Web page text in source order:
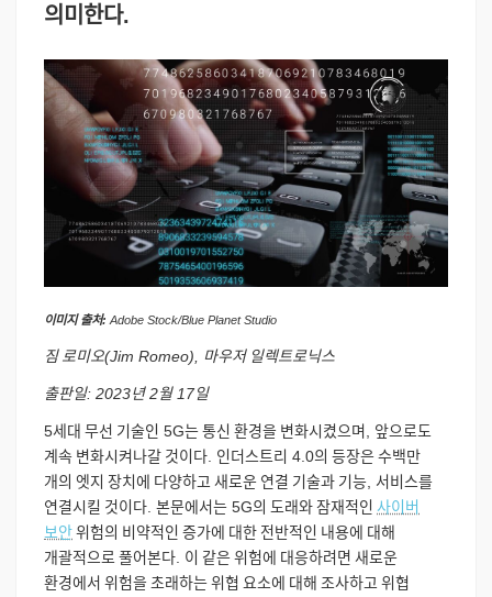
의미한다.
이미지 출처: Adobe Stock/Blue Planet Studio
짐 로미오(Jim Romeo), 마우저 일렉트로닉스
출판일: 2023년2월17일
5세대 무선 기술인 5G는통신 환경을 변화시켰으며
앞으로도
계속 변화시켜나갈 것이다 인더스트리 4.0의 등장은수백만
개의 엣지 장치에 다양하고 새로운 연결 기술과 기능 서비스를
연결시킬 것이다 본문에서는 5G의 도래와잠재적인 사이버
보안위험의 비약적인 증가에 대한 전반적인 내용에 대해
개괄적으로 풀어본다 이 같은위험에 대응하려면 새로운
환경에서 위험을 초래하는위협 요소에 대해 조사하고 위협